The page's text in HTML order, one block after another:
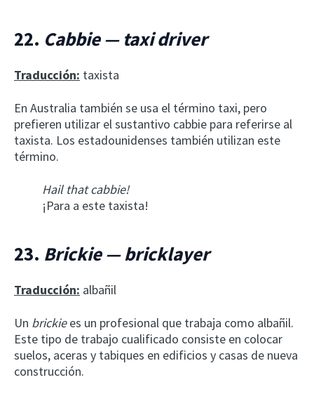
22. Cabbie — taxi driver
Traducción: taxista
En Australia también se usa el término taxi, pero
prefieren utilizar el sustantivo cabbie para referirse al
taxista. Los estadounidenses también utilizan este
término.
Hail that cabbie!
¡Para a este taxista!
23. Brickie — bricklayer
Traducción: albañil
Un brickiees un profesional que trabaja como albañil.
Este tipo de trabajo cualificado consiste en colocar
suelos, aceras y tabiques en edificios y casas de nueva
construcción.